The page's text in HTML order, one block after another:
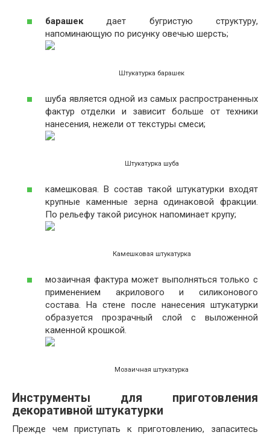
барашек дает бугристую структуру,
напоминающую по рисунку овечью шерсть;
Штукатурка барашек
шуба является одной из самых распространенных
фактур отделки и зависит больше от техники
нанесения, нежели от текстуры смеси;
Штукатурка шуба
камешковая. В состав такой штукатурки входят
крупные каменные зерна одинаковой фракции.
По рельефу такой рисунок напоминает крупу;
Камешковая штукатурка
мозаичная фактура может выполняться только с
применением акрилового и силиконового
состава. На стене после нанесения штукатурки
образуется прозрачный слой с выложенной
каменной крошкой.
Мозаичная штукатурка
Инструменты для приготовления
декоративной штукатурки
Прежде чем приступать к приготовлению, запаситесь